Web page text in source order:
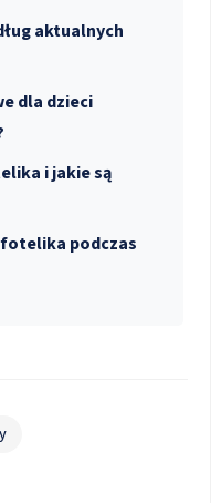
aktualnych
dla dzieci
i jakie są
fotelika podczas